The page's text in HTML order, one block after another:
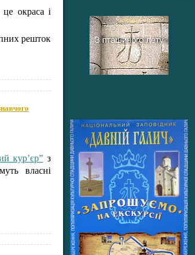
окраса і
решток
кур’єр” з
власні